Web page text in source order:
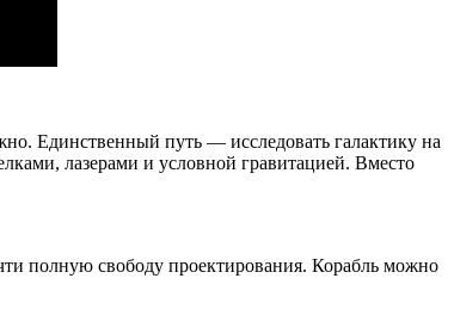
Единственный путь — исследовать галактику на
лазерами и условной гравитацией. Вместо
полную свободу проектирования. Корабль можно